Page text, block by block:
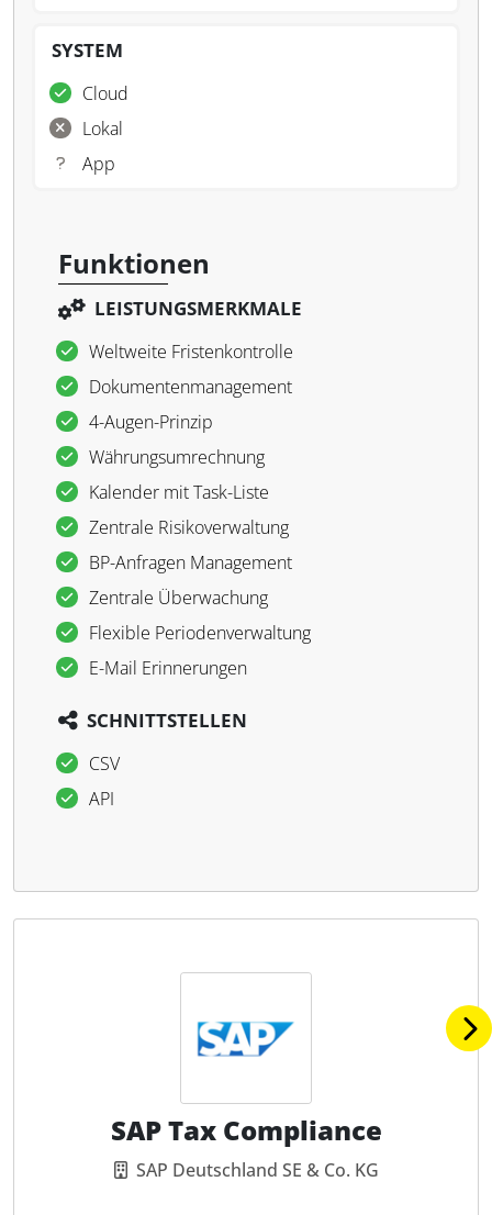
SYSTEM
Cloud
Lokal
App
Funktionen
LEISTUNGSMERKMALE
Weltweite Fristenkontrolle
Dokumentenmanagement
4-Augen-Prinzip
Währungsumrechnung
Kalender mit Task-Liste
Zentrale Risikoverwaltung
BP-Anfragen Management
Zentrale Überwachung
Flexible Periodenverwaltung
E-Mail Erinnerungen
SCHNITTSTELLEN
CSV
API
SAP Tax Compliance
SAP Deutschland SE & Co. KG